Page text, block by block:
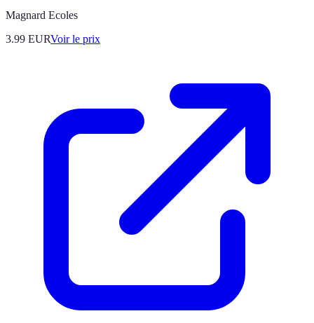
Magnard Ecoles
3.99 EURVoir le prix